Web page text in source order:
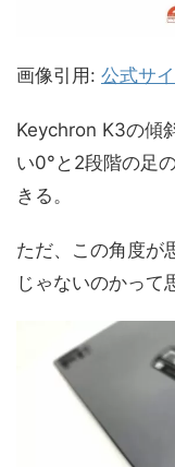
画像引用: 公式サ
Keychron K3の傾
い0°と2段階の足
きる。
ただ、この角度が
じゃないのかって